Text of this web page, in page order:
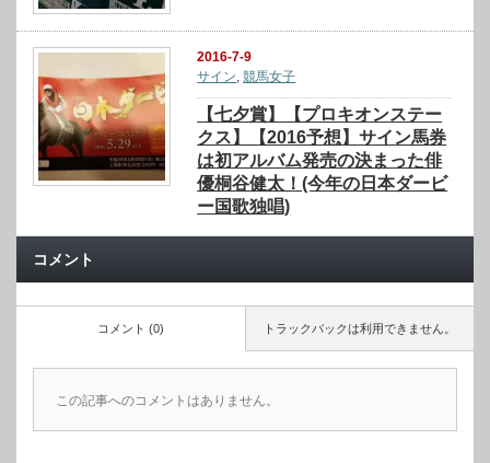
2016-7-9
サイン,競馬女子
【七夕賞】【プロキオンステー
クス】【2016予想】サイン馬券
は初アルバム発売の決まった俳
優桐谷健太！(今年の日本ダービ
ー国歌独唱)
コメント
トラックバックは利用できません。
コメント (0)
この記事へのコメントはありません。